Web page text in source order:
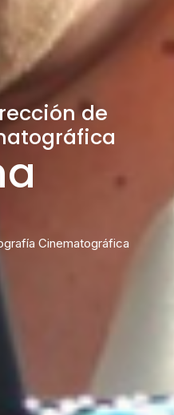
de
Cinematográfica